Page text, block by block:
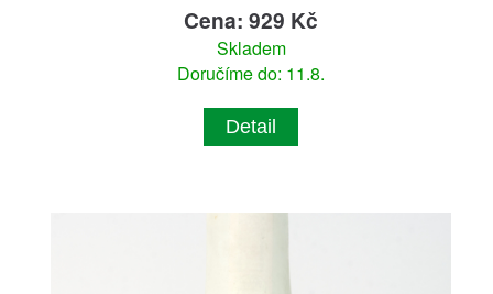
Cena: 929 Kč
Skladem
Doručíme do: 11.8.
Detail